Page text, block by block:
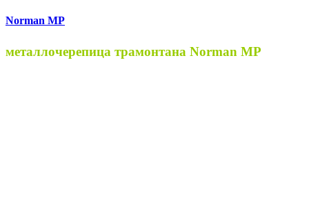
Norman MP
металлочерепица трамонтана Norman MP